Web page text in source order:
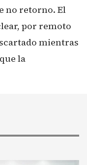
no retorno. El
por remoto
mientras
la